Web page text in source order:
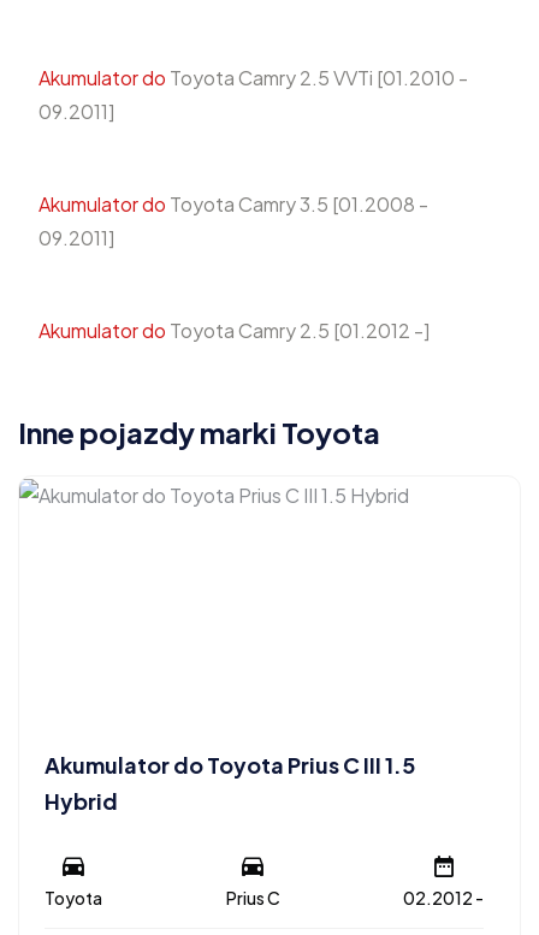
Akumulator do Toyota Camry 2.5 VVTi [01.2010 -
09.2011]
Akumulator do Toyota Camry 3.5 [01.2008 -
09.2011]
Akumulator do Toyota Camry 2.5 [01.2012 -]
Inne pojazdy marki Toyota
Akumulator do Toyota Prius C III 1.5
Hybrid
Toyota Prius C 02.2012 -